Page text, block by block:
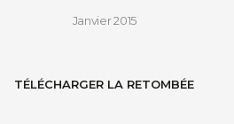
Janvier 2015
TÉLÉCHARGER LA RETOMBÉE